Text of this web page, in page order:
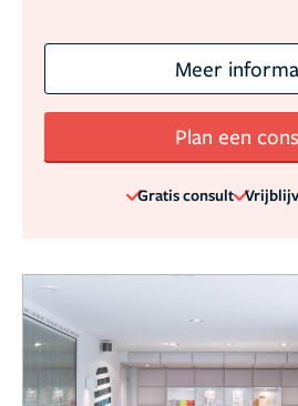
Meer
Plan een
Gratis consult